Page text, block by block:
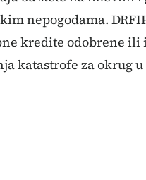
nepogodama.
kredite odobrene
katastrofe za okrug u